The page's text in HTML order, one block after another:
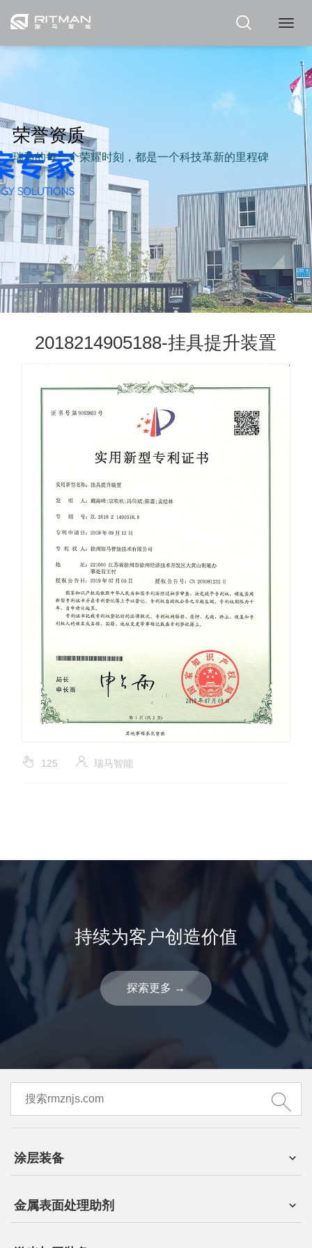
瑞
荣誉资质
瑞马的每一个荣耀时刻，都是一个科技革新的里程碑
2018214905188-挂具提升装置
125 瑞马智能
持续为客户创造价值
探索更多 →
涂层装备
金属表面处理助剂